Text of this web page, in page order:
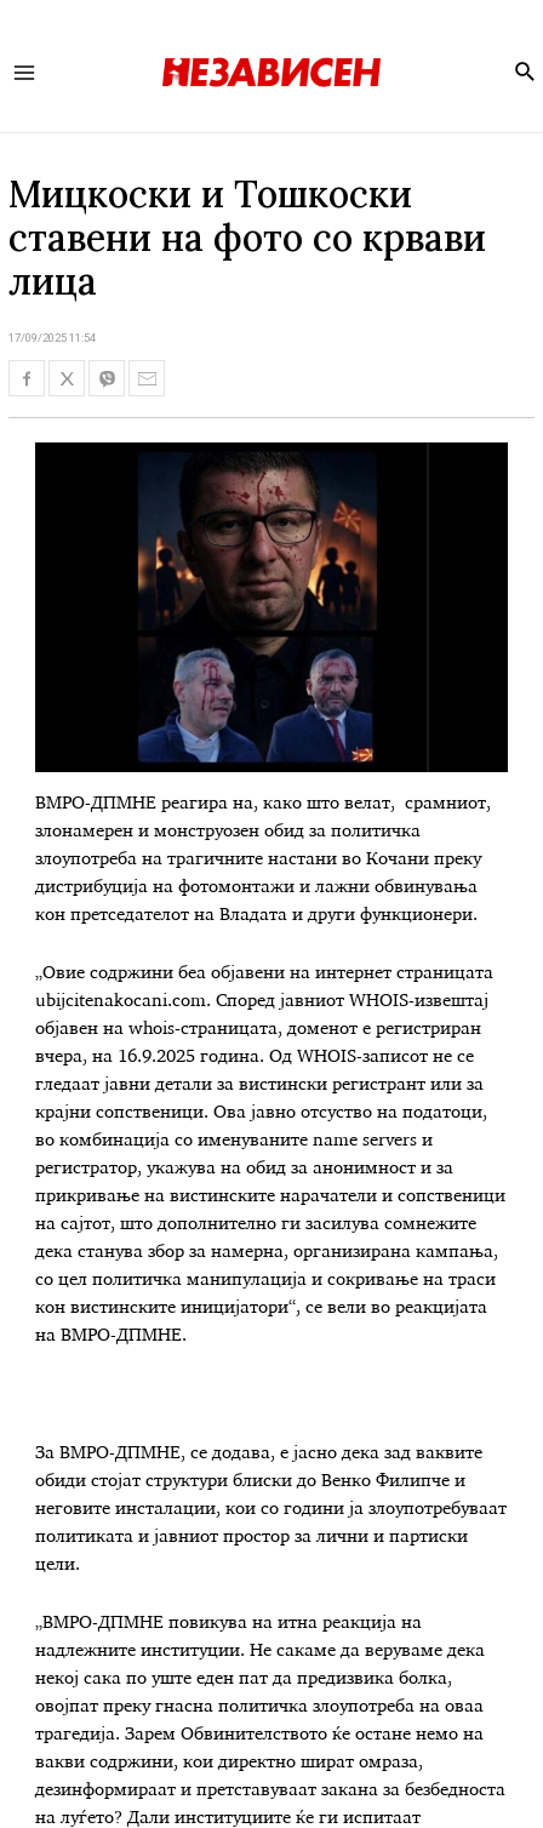
Мицкоски и Тошкоски
ставени на фото со крвави
лица
17/09/2025 11:54
ВМРО-ДПМНЕ реагира на, како што велат, срамниот,
злонамерен и монструозен обид за политичка
злоупотреба на трагичните настани во Кочани преку
дистрибуција на фотомонтажи и лажни обвинувања
кон претседателот на Владата и други функционери.
„Овие содржини беа објавени на интернет страницата
ubijcitenakocani.com. Според јавниот WHOIS-извештај
објавен на whois-страницата, доменот е регистриран
вчера, на 16.9.2025 година. Од WHOIS-записот не се
гледаат јавни детали за вистински регистрант или за
крајни сопственици. Ова јавно отсуство на податоци,
во комбинација со именуваните name servers и
регистратор, укажува на обид за анонимност и за
прикривање на вистинските нарачатели и сопственици
на сајтот, што дополнително ги засилува сомнежите
дека станува збор за намерна, организирана кампања,
со цел политичка манипулација и сокривање на траси
кон вистинските иницијатори“, се вели во реакцијата
на ВМРО-ДПМНЕ.
За ВМРО-ДПМНЕ, се додава, е јасно дека зад ваквите
обиди стојат структури блиски до Венко Филипче и
неговите инсталации, кои со години ја злоупотребуваат
политиката и јавниот простор за лични и партиски
цели.
„ВМРО-ДПМНЕ повикува на итна реакција на
надлежните институции. Не сакаме да веруваме дека
некој сака по уште еден пат да предизвика болка,
овојпат преку гнасна политичка злоупотреба на оваа
трагедија. Зарем Обвинителството ќе остане немо на
вакви содржини, кои директно шират омраза,
дезинформираат и претставуваат закана за безбедноста
на луѓето? Дали институциите ќе ги испитаат